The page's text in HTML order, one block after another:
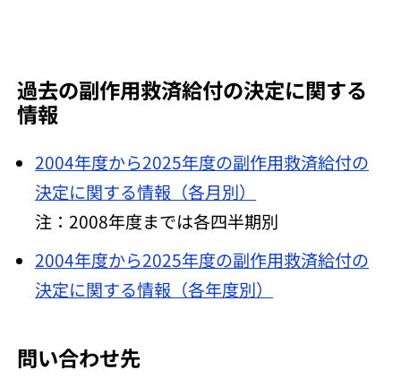
過去の副作用救済給付の決定に関する
情報
2004年度から2025年度の副作用救済給付の
決定に関する情報（各月別）
注：2008年度までは各四半期別
2004年度から2025年度の副作用救済給付の
決定に関する情報（各年度別）
問い合わせ先